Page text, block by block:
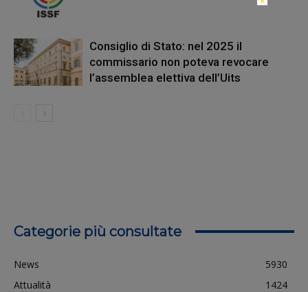
Consiglio di Stato: nel 2025 il
commissario non poteva revocare
l’assemblea elettiva dell’Uits
Categorie più consultate
News
5930
Attualità
1424